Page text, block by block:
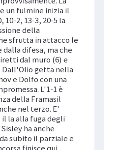
un fulmine inizia il
10-2, 13-3, 20-5 la
della
sfrutta in attacco le
difesa, ma che
dal muro (6) e
Dall'Olio getta nella
e Dolfo con una
L'1-1 è
della Framasil
nel terzo. E'
il la alla fuga degli
ha anche
subito il parziale e